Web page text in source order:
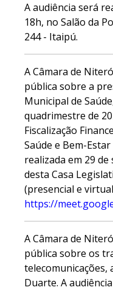
A audiência será
18h, no Salão da
244 - Itaipú.
A Câmara de
pública sobre a
Municipal de
quadrimestre de
Fiscalização
Saúde e Bem-
realizada em 29
desta Casa
(presencial e
https://
A Câmara de
pública sobre os
telecomunicações,
Duarte. A